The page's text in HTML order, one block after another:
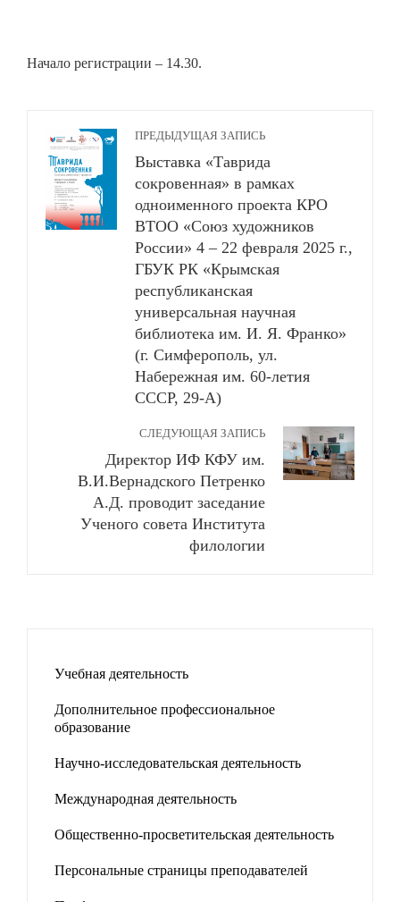
Начало регистрации – 14.30.
ПРЕДЫДУЩАЯ ЗАПИСЬ
Выставка «Таврида
сокровенная» в рамках
одноименного проекта КРО
ВТОО «Союз художников
России» 4 – 22 февраля 2025 г.,
ГБУК РК «Крымская
республиканская
универсальная научная
библиотека им. И. Я. Франко»
(г. Симферополь, ул.
Набережная им. 60-летия
СССР, 29-А)
СЛЕДУЮЩАЯ ЗАПИСЬ
Директор ИФ КФУ им.
В.И.Вернадского Петренко
А.Д. проводит заседание
Ученого совета Института
филологии
Учебная деятельность
Дополнительное профессиональное
образование
Научно-исследовательская деятельность
Международная деятельность
Общественно-просветительская деятельность
Персональные страницы преподавателей